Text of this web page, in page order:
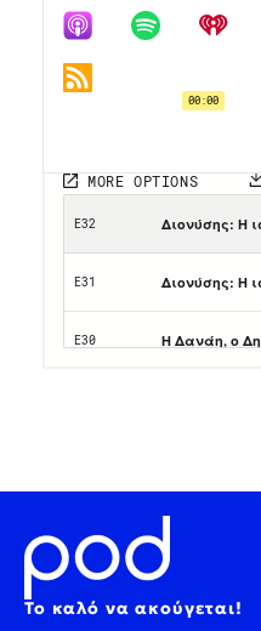
Το καλό να ακούγεται!